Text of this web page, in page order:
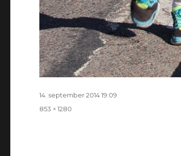
Postitatud
14. september 2014 19:09
Täissuurus
853 × 1280